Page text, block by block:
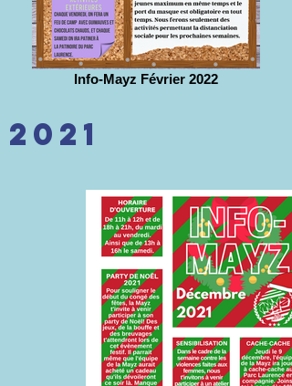
Info-Mayz Février 2022
2021